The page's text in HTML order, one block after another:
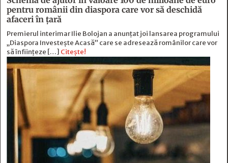
pentru românii din diaspora care vor să deschidă
afaceri în țară
Premierul interimar Ilie Bolojan a anunțat joi lansarea programului
„Diaspora Investește Acasă” care se adresează românilor care vor
să înființeze […] Citește!